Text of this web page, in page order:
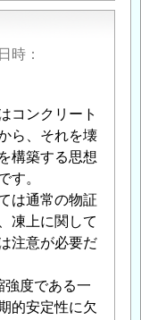
時
コンクリート
ら、それを壊
構築する思想
す。
は通常の物証
凍上に関して
注意が必要だ
強度である一
的安定性に欠